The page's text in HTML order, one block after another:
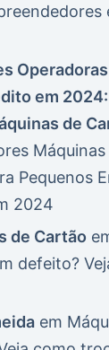
em
de
Pequenos
2024
de Cartão
defeito?
em